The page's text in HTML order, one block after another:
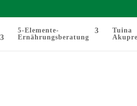
5-Elemente-
Ernährungsberatung
Tuina